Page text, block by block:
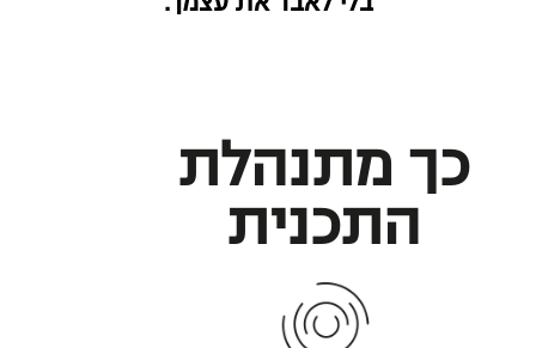
כך מתנהלת
התכנית